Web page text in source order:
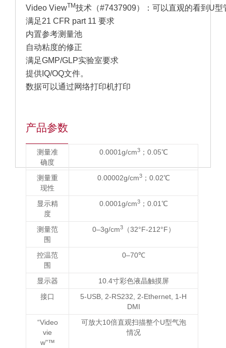
Video ViewTM技术（#7437909）：可以直观的看到U型
满足21 CFR part 11 要求
内置参考测量池
自动粘度的修正
满足GMP/GLP实验室要求
提供IQ/OQ文件。
数据可以通过网络打印机打印
产品参数
测量准
确度
0.0001g/cm3；0.05℃
测量重
现性
0.00002g/cm3；0.02℃
显示精
度
0.0001g/cm3；0.01℃
测量范
围
0–3g/cm3（32°F-212°F）
控温范
围
0–70℃
显示器
10.4寸彩色液晶触摸屏
接口
5-USB, 2-RS232, 2-Ethernet, 1-H
DMI
“Video
vie
w"™
可放大10倍直观扫描整个U型气泡
情况